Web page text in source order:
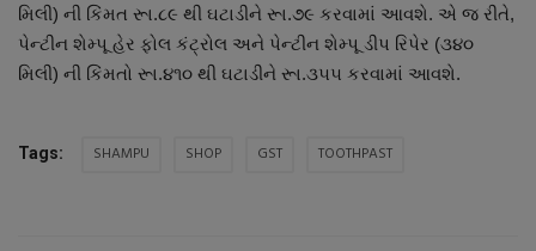
સ્વાસ્થ્ય
મિલી) ની કિંમત રૂા.૮૯ થી ઘટાડીને રૂા.૭૯ કરવામાં આવશે. એ જ રીતે,
પેન્ટીન શેમ્પૂ હેર ફોલ કંટ્રોલ અને પેન્ટીન શેમ્પૂ ડીપ રિપેર (૩૪૦
મિલી) ની કિંમતો રૂા.૪૧૦ થી ઘટાડીને રૂા.૩૫૫ કરવામાં આવશે.
Tags: SHAMPU SHOP GST TOOTHPAST